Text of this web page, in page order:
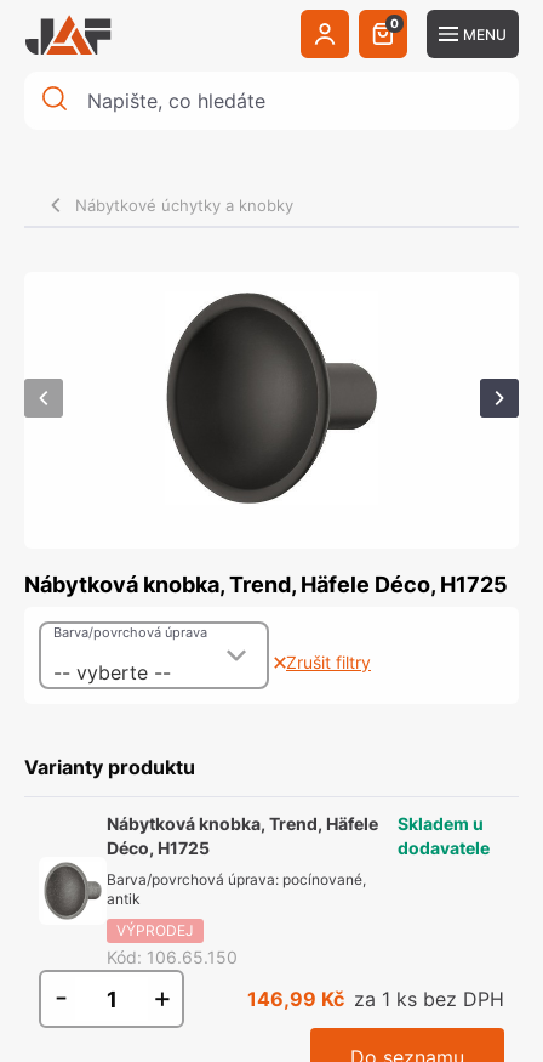
0
MENU
Nábytkové úchytky a knobky
Nábytková knobka, Trend, Häfele Déco, H1725
-- vyberte --
Barva/povrchová úprava
Zrušit filtry
Varianty produktu
Nábytková knobka, Trend, Häfele
Déco, H1725
Barva/povrchová úprava: pocínované,
antik
VÝPRODEJ
Kód: 106.65.150
Skladem u
dodavatele
- + 146,99 Kč za 1 ks bez DPH
Do seznamu